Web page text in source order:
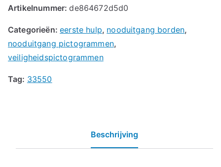
Artikelnummer:de864672d5d0
Categorieën:eerste hulp, nooduitgang borden,
nooduitgang pictogrammen,
veiligheidspictogrammen
Tag: 33550
Beschrijving